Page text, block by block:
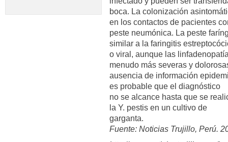
boca. La colonización
en los contactos de pacientes
peste neumónica. La peste
similar a la faringitis
o viral, aunque las
menudo más severas y
ausencia de información
es probable que el diagnóstico
no se alcance hasta que se
la Y. pestis en un cultivo de
garganta.
Fuente: Noticias Trujillo, Perú.